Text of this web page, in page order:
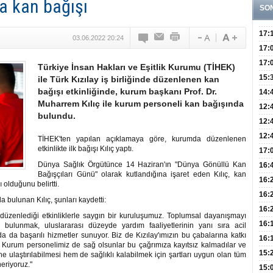
kan bağışı
03.06.2022 20:24
Türkiye İnsan Hakları ve Eşitlik Kurumu (TİHEK)
ile Türk Kızılay iş birliğinde düzenlenen kan
bağışı etkinliğinde, kurum başkanı Prof. Dr.
Muharrem Kılıç ile kurum personeli kan bağışında
bulundu.
TİHEK'ten yapılan açıklamaya göre, kurumda düzenlenen
etkinlikte ilk bağışı Kılıç yaptı.
Dünya Sağlık Örgütünce 14 Haziran'ın "Dünya Gönüllü Kan
Bağışçıları Günü" olarak kutlandığına işaret eden Kılıç, kan
olduğunu belirtti.
bulunan Kılıç, şunları kaydetti:
etkinliklerle saygın bir kuruluşumuz. Toplumsal dayanışmayı
uluslararası düzeyde yardım faaliyetlerinin yanı sıra acil
başarılı hizmetler sunuyor. Biz de Kızılay'ımızın bu çabalarına katkı
personelimiz de sağ olsunlar bu çağrımıza kayıtsız kalmadılar ve
ulaştırılabilmesi hem de sağlıklı kalabilmek için şartları uygun olan tüm
Ve
10
Aldı
Bini
Bağ
İlk